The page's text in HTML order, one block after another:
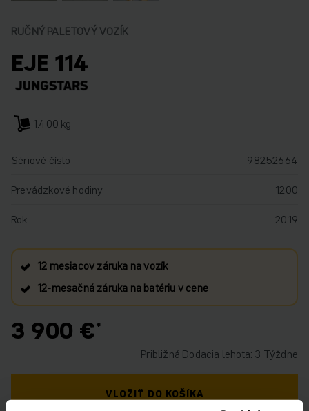
RUČNÝ PALETOVÝ VOZÍK
EJE 114
1.400 kg
Sériové číslo
98252664
Prevádzkové hodiny
1200
Rok
2019
12 mesiacov záruka na vozík
12‑mesačná záruka na batériu v cene
3 900 €
Približná Dodacia lehota: 3 Týždne
VLOŽIŤ DO KOŠÍKA